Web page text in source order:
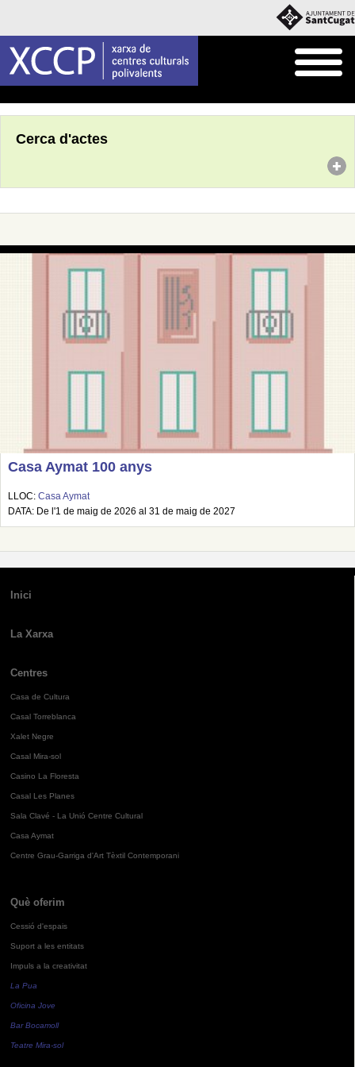
Cerca d'actes
Casa Aymat 100 anys
LLOC: Casa Aymat
DATA: De l'1 de maig de 2026 al 31 de maig de 2027
Inici
La Xarxa
Centres
Casa de Cultura
Casal Torreblanca
Xalet Negre
Casal Mira-sol
Casino La Floresta
Casal Les Planes
Sala Clavé - La Unió Centre Cultural
Casa Aymat
Centre Grau-Garriga d'Art Tèxtil Contemporani
Què oferim
Cessió d'espais
Suport a les entitats
Impuls a la creativitat
La Pua
Oficina Jove
Bar Bocamoll
Teatre Mira-sol